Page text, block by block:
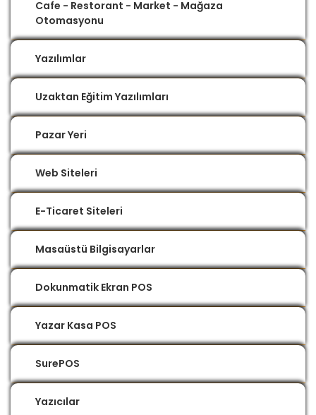
Cafe - Restorant - Market - Mağaza
Otomasyonu
Yazılımlar
Uzaktan Eğitim Yazılımları
Pazar Yeri
Web Siteleri
E-Ticaret Siteleri
Masaüstü Bilgisayarlar
Dokunmatik Ekran POS
Yazar Kasa POS
SurePOS
Yazıcılar